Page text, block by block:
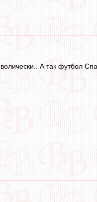
А так футбол